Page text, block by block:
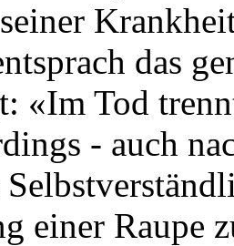
das
«Im Tod
- auch
einer Raupe